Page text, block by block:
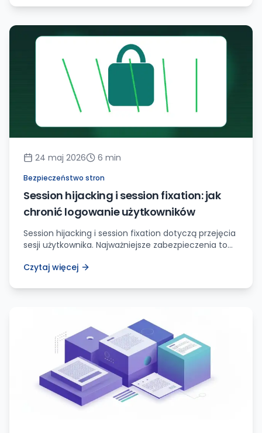
24 maj 2026 6 min
Bezpieczeństwo stron
Session hijacking i session fixation: jak
chronić logowanie użytkowników
Session hijacking i session fixation dotyczą przejęcia
sesji użytkownika. Najważniejsze zabezpieczenia to
cookies i sensowne wygaszanie sesji.
Czytaj więcej